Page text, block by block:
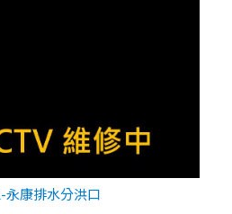
永康排水分洪口